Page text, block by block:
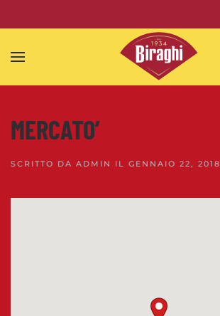
Skip to main content
MERCATO’
SCRITTO DA ADMIN IL GENNAIO 22, 2018